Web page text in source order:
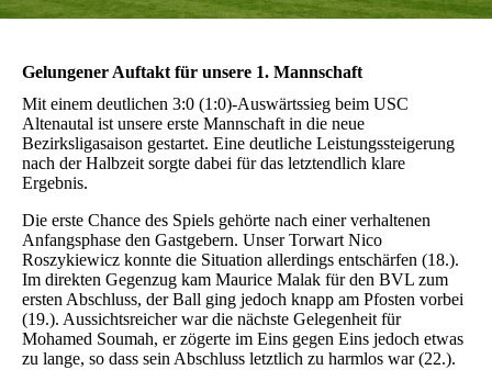
Gelungener Auftakt für unsere 1. Mannschaft
Mit einem deutlichen 3:0 (1:0)-Auswärtssieg beim USC
Altenautal ist unsere erste Mannschaft in die neue
Bezirksligasaison gestartet. Eine deutliche Leistungssteigerung
nach der Halbzeit sorgte dabei für das letztendlich klare
Ergebnis.
Die erste Chance des Spiels gehörte nach einer verhaltenen
Anfangsphase den Gastgebern. Unser Torwart Nico
Roszykiewicz konnte die Situation allerdings entschärfen (18.).
Im direkten Gegenzug kam Maurice Malak für den BVL zum
ersten Abschluss, der Ball ging jedoch knapp am Pfosten vorbei
(19.). Aussichtsreicher war die nächste Gelegenheit für
Mohamed Soumah, er zögerte im Eins gegen Eins jedoch etwas
zu lange, so dass sein Abschluss letztlich zu harmlos war (22.).